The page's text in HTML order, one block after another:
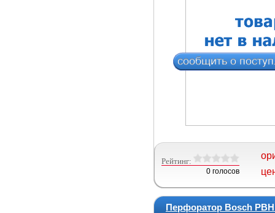
Рейтинг:
0 голосов
Перфоратор Bosch PBH